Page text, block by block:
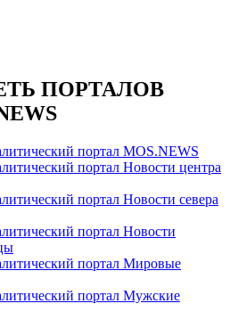
ПОРТАЛОВ
портал MOS.NEWS
портал Новости центра
портал Новости севера
портал Новости
портал Мировые
портал Мужские